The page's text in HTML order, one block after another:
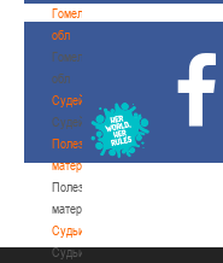
Гомельская
обл
Гомельская
обл
Судейство
Судейство
Полезные
материалы
Полезные
материалы
Судьи
Судьи